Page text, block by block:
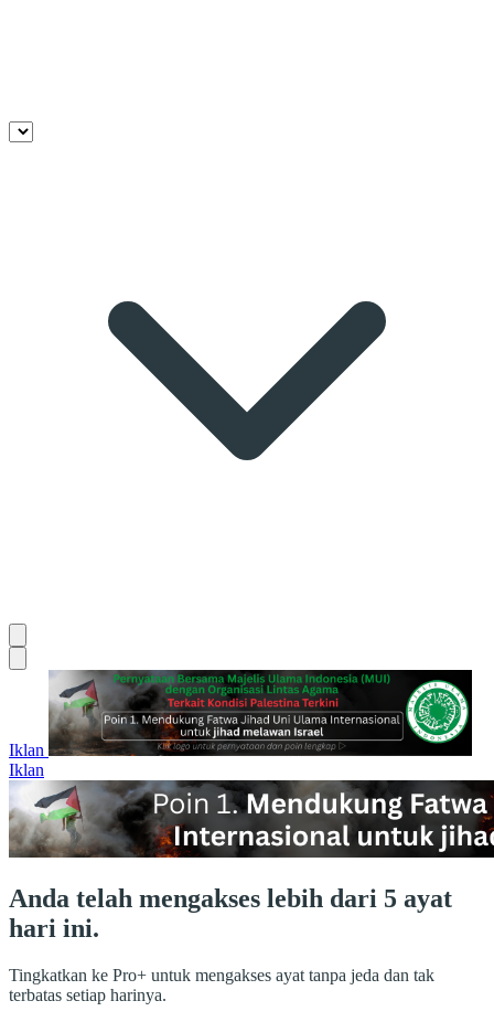
Iklan
Iklan
Anda telah mengakses lebih dari 5 ayat
hari ini.
Tingkatkan ke Pro+ untuk mengakses ayat tanpa jeda dan tak
terbatas setiap harinya.